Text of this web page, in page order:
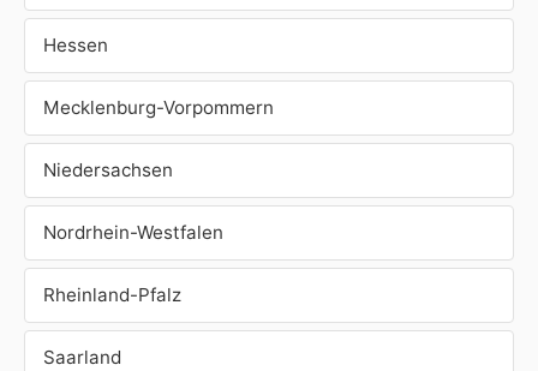
Hessen
Mecklenburg-Vorpommern
Niedersachsen
Nordrhein-Westfalen
Rheinland-Pfalz
Saarland